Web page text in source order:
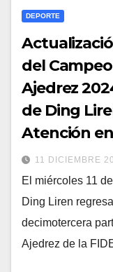
DEPORTE
del
Ajedrez
de Ding
Atención
11 DICIEMBRE
El miércoles 11
Ding Liren
decimotercera
Ajedrez de la